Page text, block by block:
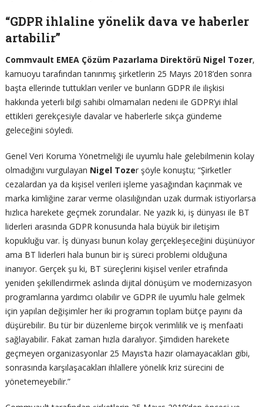
“GDPR ihlaline yönelik dava ve haberler
artabilir”
Commvault EMEA Çözüm Pazarlama Direktörü Nigel Tozer,
kamuoyu tarafından tanınmış şirketlerin 25 Mayıs 2018’den sonra
başta ellerinde tuttukları veriler ve bunların GDPR ile ilişkisi
hakkında yeterli bilgi sahibi olmamaları nedeni ile GDPR’yi ihlal
ettikleri gerekçesiyle davalar ve haberlerle sıkça gündeme
geleceğini söyledi.
Genel Veri Koruma Yönetmeliği ile uyumlu hale gelebilmenin kolay
olmadığını vurgulayan Nigel Tozer şöyle konuştu; “Şirketler
cezalardan ya da kişisel verileri işleme yasağından kaçınmak ve
marka kimliğine zarar verme olasılığından uzak durmak istiyorlarsa
hızlıca harekete geçmek zorundalar. Ne yazık ki, iş dünyası ile BT
liderleri arasında GDPR konusunda hala büyük bir iletişim
kopukluğu var. İş dünyası bunun kolay gerçekleşeceğini düşünüyor
ama BT liderleri hala bunun bir iş süreci problemi olduğuna
inanıyor. Gerçek şu ki, BT süreçlerini kişisel veriler etrafında
yeniden şekillendirmek aslında dijital dönüşüm ve modernizasyon
programlarına yardımcı olabilir ve GDPR ile uyumlu hale gelmek
için yapılan değişimler her iki programın toplam bütçe payını da
düşürebilir. Bu tür bir düzenleme birçok verimlilik ve iş menfaati
sağlayabilir. Fakat zaman hızla daralıyor. Şimdiden harekete
geçmeyen organizasyonlar 25 Mayıs’ta hazır olamayacakları gibi,
sonrasında karşılaşacakları ihlallere yönelik kriz sürecini de
yönetemeyebilir.”